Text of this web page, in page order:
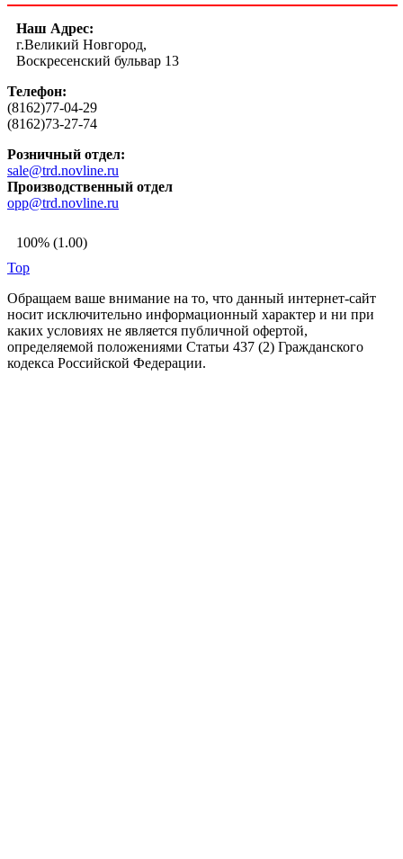
Наш Адрес:
г.Великий Новгород,
Воскресенский бульвар 13
Телефон:
(8162)77-04-29
(8162)73-27-74
Розничный отдел:
sale@trd.novline.ru
Производственный отдел
opp@trd.novline.ru
100% (1.00)
Top
Обращаем ваше внимание на то, что данный интернет-сайт
носит исключительно информационный характер и ни при
каких условиях не является публичной офертой,
определяемой положениями Статьи 437 (2) Гражданского
кодекса Российской Федерации.